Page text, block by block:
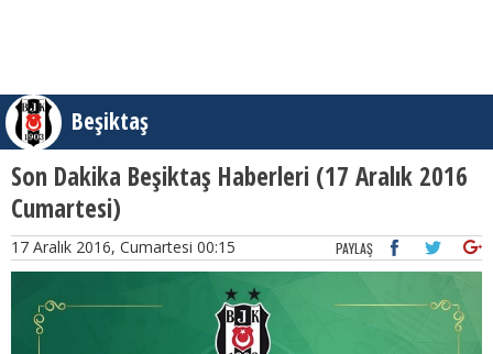
Beşiktaş
Son Dakika Beşiktaş Haberleri (17 Aralık 2016
Cumartesi)
17 Aralık 2016, Cumartesi 00:15 PAYLAŞ